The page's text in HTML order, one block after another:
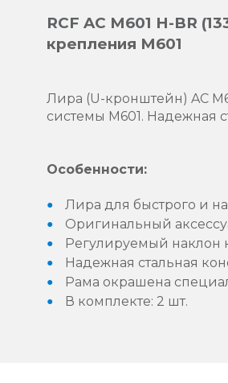
RCF AC M601 H-BR
крепления M601
Лира (U-кронштейн) AC
системы M601. Надежная
Особенности:
Лира для быстрого и
Оригинальный
Регулируемый наклон
Надежная стальная
Рама окрашена
В комплекте: 2 шт.